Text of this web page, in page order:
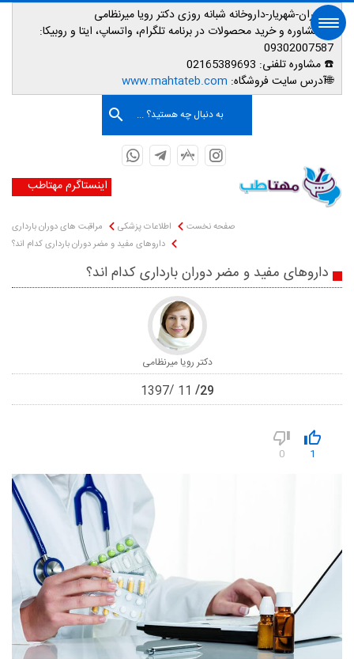
📌تهران-شهریار-داروخانه شبانه روزی دکتر رویا میرنظامی
📱مشاوره و خرید محصولات در برنامه تلگرام، واتساپ، ایتا و روبیکا:
09302007587
☎️ مشاوره تلفنی:
🌐آدرس سایت فروشگاه: www.mahtateb.com
به دنبال چه هستید؟ ...
اینستاگرم مهتاطب
صفحه نخست اطلاعات پزشکی
مراقبت های دوران بارداری
داروهای مفید و مضر دوران بارداری کدام اند؟
داروهای مفید و مضر دوران بارداری کدام اند؟
دکتر رویا میرنظامی
29
11
1397
1
0